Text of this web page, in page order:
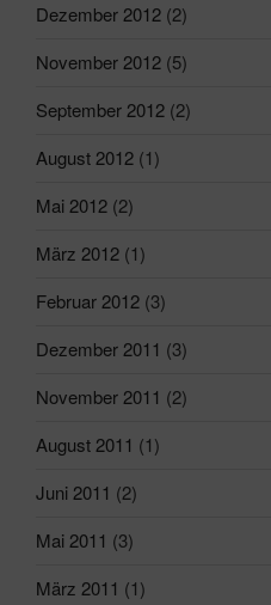
Dezember 2012 (2)
November 2012 (5)
September 2012 (2)
August 2012 (1)
Mai 2012 (2)
März 2012 (1)
Februar 2012 (3)
Dezember 2011 (3)
November 2011 (2)
August 2011 (1)
Juni 2011 (2)
Mai 2011 (3)
März 2011 (1)